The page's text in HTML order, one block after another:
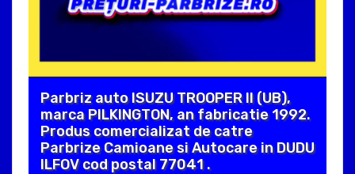
Parbriz auto ISUZU TROOPER II (UB),
marca PILKINGTON, an fabricatie 1992.
Produs comercializat de catre
Parbrize Camioane si Autocare in DUDU
ILFOV cod postal 77041 .